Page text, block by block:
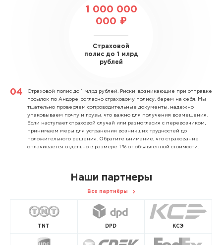
1 000 000
000 ₽
Страховой
полис до 1 млрд
рублей
Страховой полис до 1 млрд рублей. Риски, возникающие при отправке
посылок по Андоре, согласно страховому полису, берем на себя. Мы
тщательно проверяем сопроводительные документы, надежно
упаковываем почту и грузы, что важно для получения возмещения.
Если наступает страховой случай или разногласия с перевозчиком,
принимаем меры для устранения возникших трудностей до
положительного решения. Обратите внимание, что страхование
оплачивается отдельно в размере 1 % от объявленной стоимости.
Наши партнеры
Все партнёры
TNT DPD КСЭ